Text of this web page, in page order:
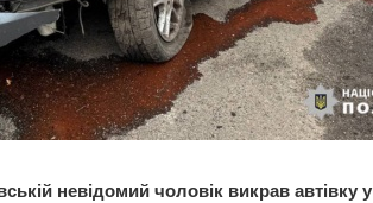
невідомий чоловік викрав автівку у